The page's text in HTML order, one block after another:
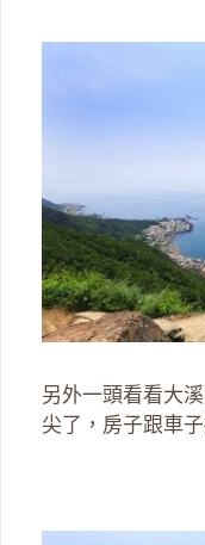
另外一頭看看大
尖了，房子跟車